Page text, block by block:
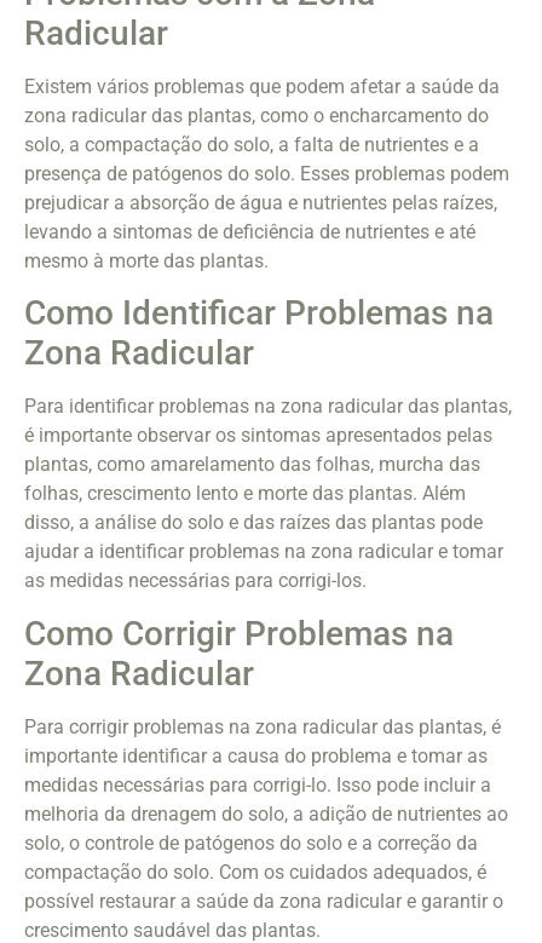
Radicular
Existem vários problemas que podem afetar a saúde da
zona radicular das plantas, como o encharcamento do
solo, a compactação do solo, a falta de nutrientes e a
presença de patógenos do solo. Esses problemas podem
prejudicar a absorção de água e nutrientes pelas raízes,
levando a sintomas de deficiência de nutrientes e até
mesmo à morte das plantas.
Como Identificar Problemas na
Zona Radicular
Para identificar problemas na zona radicular das plantas,
é importante observar os sintomas apresentados pelas
plantas, como amarelamento das folhas, murcha das
folhas, crescimento lento e morte das plantas. Além
disso, a análise do solo e das raízes das plantas pode
ajudar a identificar problemas na zona radicular e tomar
as medidas necessárias para corrigi-los.
Como Corrigir Problemas na
Zona Radicular
Para corrigir problemas na zona radicular das plantas, é
importante identificar a causa do problema e tomar as
medidas necessárias para corrigi-lo. Isso pode incluir a
melhoria da drenagem do solo, a adição de nutrientes ao
solo, o controle de patógenos do solo e a correção da
compactação do solo. Com os cuidados adequados, é
possível restaurar a saúde da zona radicular e garantir o
crescimento saudável das plantas.